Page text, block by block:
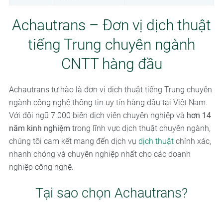
Achautrans – Đơn vị dịch thuật
tiếng Trung chuyên ngành
CNTT hàng đầu
Achautrans tự hào là đơn vị dịch thuật tiếng Trung chuyên
ngành công nghệ thông tin uy tín hàng đầu tại Việt Nam.
Với đội ngũ 7.000 biên dịch viên chuyên nghiệp và hơn 14
năm kinh nghiệm trong lĩnh vực dịch thuật chuyên ngành,
chúng tôi cam kết mang đến dịch vụ dịch thuậtchính xác,
nhanh chóng và chuyên nghiệp nhất cho các doanh
nghiệp công nghệ.
Tại sao chọn Achautrans?